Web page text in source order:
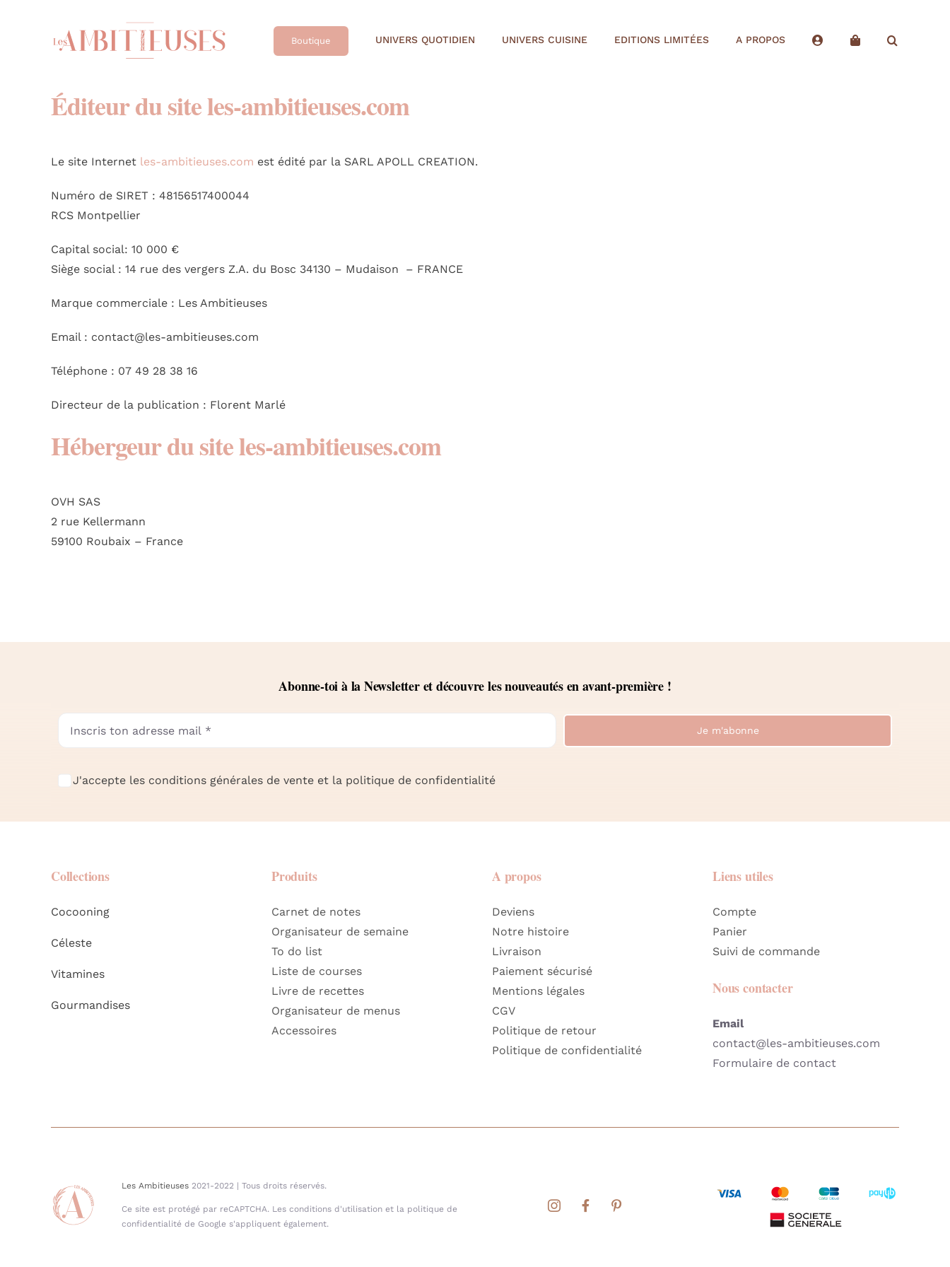
Boutique UNIVERS QUOTIDIEN UNIVERS CUISINE EDITIONS LIMITÉES A PROPOS
Éditeur du siteles-ambitieuses.com
Le site Internet les-ambitieuses.com est édité par la SARL APOLL CREATION.
Numéro de SIRET : 48156517400044
RCS Montpellier
Capital social: 10 000 €
Siège social : 14 rue des vergers Z.A. du Bosc 34130 – Mudaison – FRANCE
Marque commerciale : Les Ambitieuses
Email : contact@les-ambitieuses.com
Téléphone : 07 49 28 38 16
Directeur de la publication : Florent Marlé
Hébergeur du siteles-ambitieuses.com
OVH SAS
2 rue Kellermann
59100 Roubaix – France
Abonne-toi à la Newsletter et découvre les nouveautés en avant-première !
Je m'abonne
J'accepte les conditions générales de vente et la politique de confidentialité
Collections
Cocooning
Céleste
Vitamines
Gourmandises
Produits
Carnet de notes
Organisateur de semaine
To do list
Liste de courses
Livre de recettes
Organisateur de menus
Accessoires
A propos
Deviens
Notre histoire
Livraison
Paiement sécurisé
Mentions légales
CGV
Politique de retour
Politique de confidentialité
Liens utiles
Compte
Panier
Suivi de commande
Nous contacter
Email
contact@les-ambitieuses.com
Formulaire de contact
Les Ambitieuses2021-2022 | Tous droits réservés.
Ce site est protégé par reCAPTCHA. Les conditions d'utilisation et la politique de
confidentialité de Google s'appliquent également.